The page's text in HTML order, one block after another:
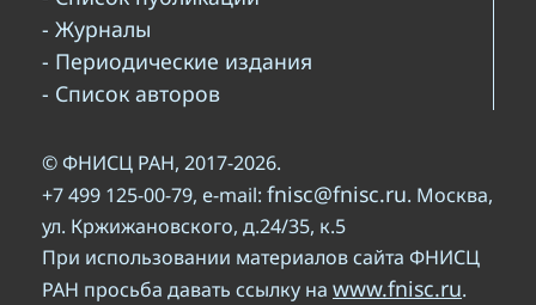
- Журналы
- Периодические издания
- Список авторов
© ФНИСЦ РАН, 2017-2026.
+7 499 125-00-79, e-mail: fnisc@fnisc.ru. Москва,
ул. Кржижановского, д.24/35, к.5
При использовании материалов сайта ФНИСЦ
РАН просьба давать ссылку на www.fnisc.ru.